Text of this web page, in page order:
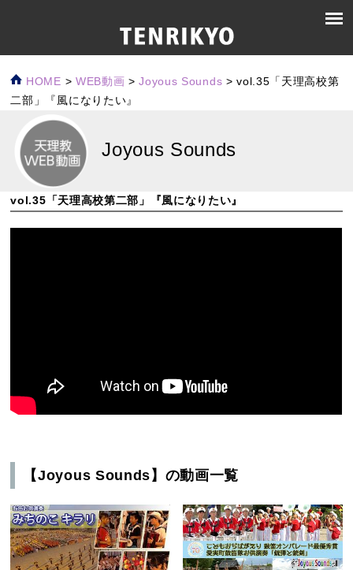
HOME > WEB動画 >Joyous Sounds >vol.35「天理高校第
二部」『風になりたい』
Joyous Sounds
vol.35「天理高校第二部」『風になりたい』
【Joyous Sounds】の動画一覧